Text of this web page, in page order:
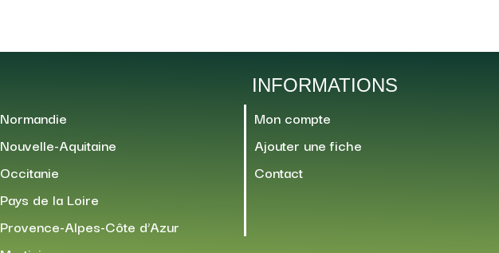
Normandie
Nouvelle-Aquitaine
Occitanie
Pays de la Loire
Provence-Alpes-Côte d’Azur
INFORMATIONS
Mon compte
Ajouter une fiche
Contact